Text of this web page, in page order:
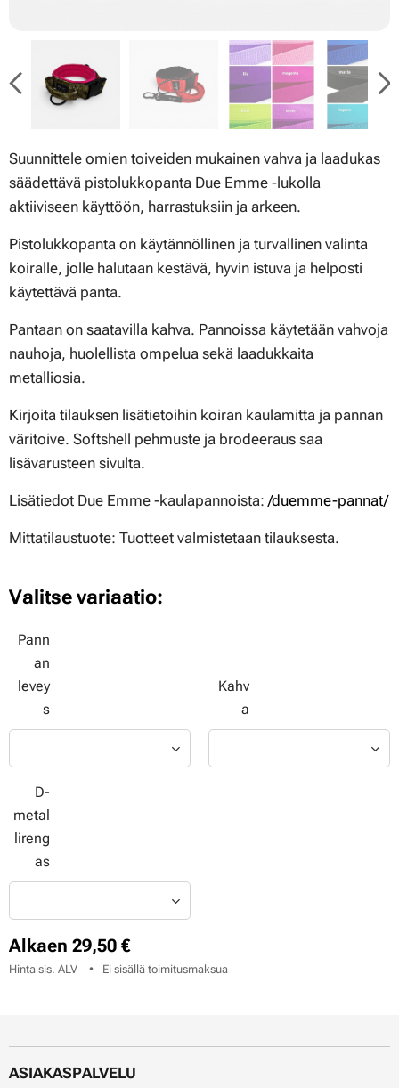
Suunnittele omien toiveiden mukainen vahva ja laadukas
säädettävä pistolukkopanta Due Emme -lukolla
aktiiviseen käyttöön, harrastuksiin ja arkeen.
Pistolukkopanta on käytännöllinen ja turvallinen valinta
koiralle, jolle halutaan kestävä, hyvin istuva ja helposti
käytettävä panta.
Pantaan on saatavilla kahva. Pannoissa käytetään vahvoja
nauhoja, huolellista ompelua sekä laadukkaita
metalliosia.
Kirjoita tilauksen lisätietoihin koiran kaulamitta ja pannan
väritoive. Softshell pehmuste ja brodeeraus saa
lisävarusteen sivulta.
Lisätiedot Due Emme -kaulapannoista:/duemme-pannat/
Mittatilaustuote: Tuotteet valmistetaan tilauksesta.
Valitse variaatio:
Pann
an
levey
s
Kahv
a
D-
metal
lireng
as
Alkaen 29,50 €
Hinta sis. ALV Ei sisällä toimitusmaksua
ASIAKASPALVELU